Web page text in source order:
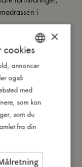
i
og godkendt i
samt CE-DANISH
GERMAN
×
cookies
annoncer
også
med
som kan
som du
fra din